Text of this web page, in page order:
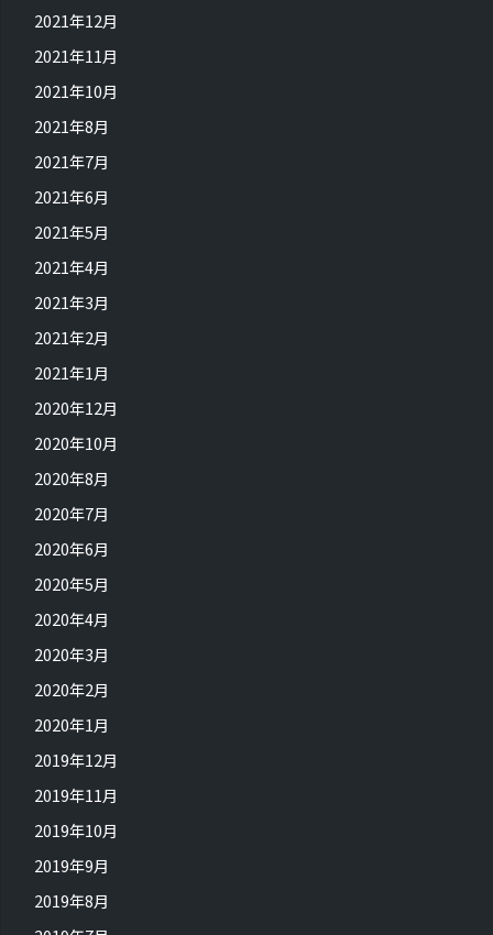
2021年12月
2021年11月
2021年10月
2021年8月
2021年7月
2021年6月
2021年5月
2021年4月
2021年3月
2021年2月
2021年1月
2020年12月
2020年10月
2020年8月
2020年7月
2020年6月
2020年5月
2020年4月
2020年3月
2020年2月
2020年1月
2019年12月
2019年11月
2019年10月
2019年9月
2019年8月